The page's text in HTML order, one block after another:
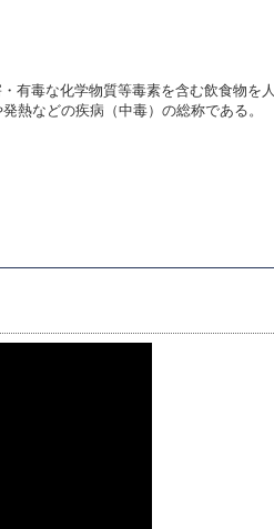
有毒な化学物質等毒素を含む飲食物を人
熱などの疾病（中毒）の総称である。